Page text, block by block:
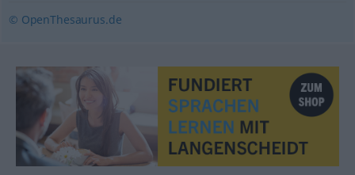
© OpenThesaurus.de